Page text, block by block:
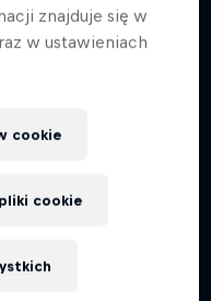
znajduje się w
w ustawieniach
cookie
cookie